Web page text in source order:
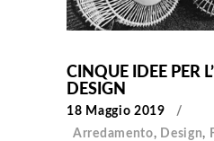
CINQUE IDEE PER
DESIGN
18 Maggio 2019
Arredamento, Design,